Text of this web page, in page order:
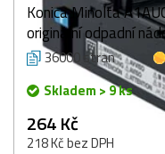
Konica Minolta
originální odpadní
36000 stran
Skladem > 9 ks
264 Kč
218 Kč bez DPH